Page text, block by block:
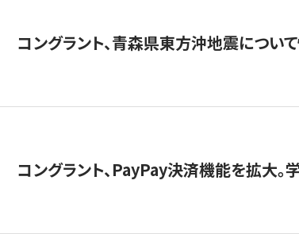
コングラント、青森県東方沖地震につい
コングラント、PayPay決済機能を拡大